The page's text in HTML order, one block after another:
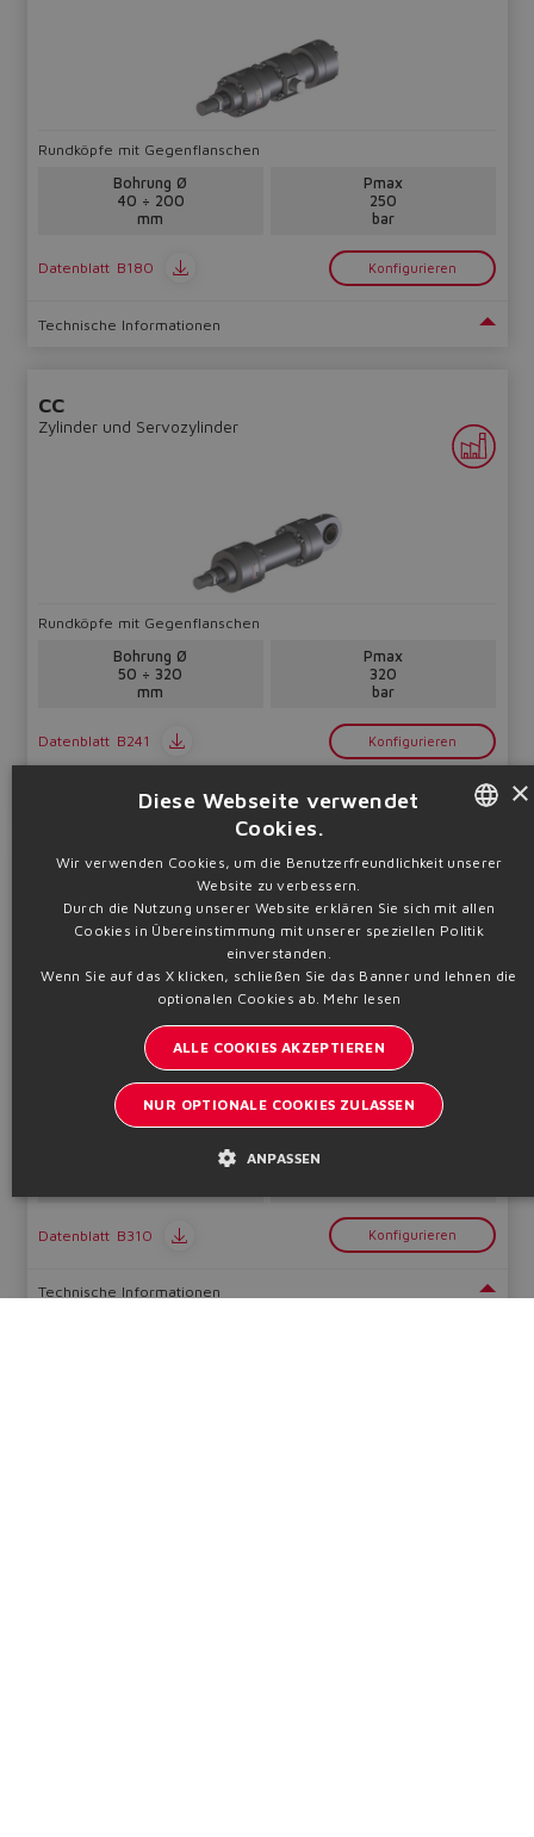
Rundköpfe mit Gegenflanschen
Bohrung Ø
40 ÷ 200
mm
Pmax
250
bar
Datenblatt B180 Konfigurieren
Technische Informationen
CC
Zylinder und Servozylinder
Rundköpfe mit Gegenflanschen
Bohrung Ø
50 ÷ 320
mm
Pmax
320
bar
Datenblatt B241 Konfigurieren
Technische Informationen
CKF, CKM, CKN, CKP, CKV
Zylinder und Servozylinder
Servozylinder mit integriertem Regler, Vierkantköpfe mit
Zugstangen
Datenblatt B310 Konfigurieren
Technische Informationen
GERMAN
SPANISH
×
Diese Webseite verwendet
Cookies.
Wir verwenden Cookies, um die Benutzerfreundlichkeit unserer
Website zu verbessern.
Durch die Nutzung unserer Website erklären Sie sich mit allen
Cookies in Übereinstimmung mit unserer speziellen Politik
einverstanden.
Wenn Sie auf das X klicken, schließen Sie das Banner und lehnen die
optionalen Cookies ab. Mehr lesen
ALLE COOKIES AKZEPTIEREN
NUR OPTIONALE COOKIES ZULASSEN
ANPASSEN